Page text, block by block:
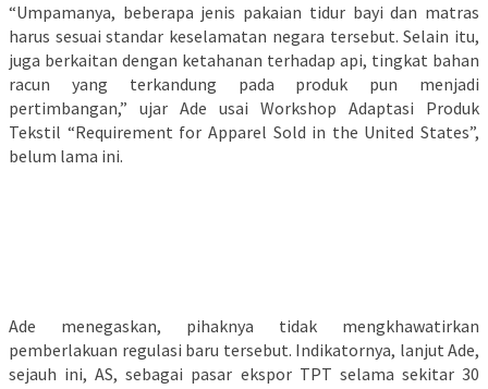
“Umpamanya, beberapa jenis pakaian tidur bayi dan matras
harus sesuai standar keselamatan negara tersebut. Selain itu,
juga berkaitan dengan ketahanan terhadap api, tingkat bahan
racun yang terkandung pada produk pun menjadi
pertimbangan,” ujar Ade usai Workshop Adaptasi Produk
Tekstil “Requirement for Apparel Sold in the United States”,
belum lama ini.
Ade menegaskan, pihaknya tidak mengkhawatirkan
pemberlakuan regulasi baru tersebut. Indikatornya, lanjut Ade,
sejauh ini, AS, sebagai pasar ekspor TPT selama sekitar 30